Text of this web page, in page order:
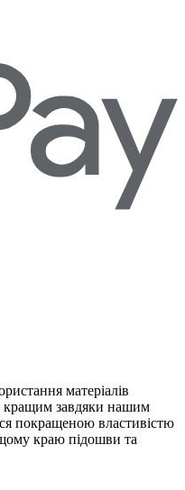
матеріалів
кращим завдяки нашим
покращеною властивістю
краю підошви та